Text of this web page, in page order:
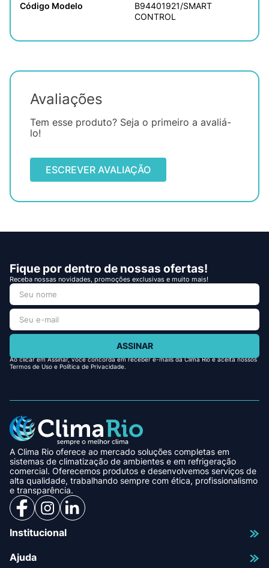
Código Modelo
B94401921/SMART
CONTROL
Avaliações
Tem esse produto? Seja o primeiro a avaliá-
lo!
ESCREVER AVALIAÇÃO
Fique por dentro de nossas ofertas!
Receba nossas novidades, promoções exclusivas e muito mais!
ASSINAR
Ao clicar em Assinar, você concorda em receber e-mails da Clima Rio e aceita nossos
Termos de Uso e Política de Privacidade.
A Clima Rio oferece ao mercado soluções completas em
sistemas de climatização de ambientes e em refrigeração
comercial. Oferecemos produtos e desenvolvemos serviços de
alta qualidade, trabalhando sempre com ética, profissionalismo
e transparência.
Institucional
Ajuda